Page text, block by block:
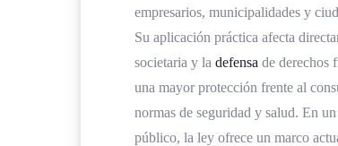
empresarios, municipalidades y
Su aplicación práctica afecta
societaria y la defensa de derechos
una mayor protección frente al
normas de seguridad y salud. En
público, la ley ofrece un marco